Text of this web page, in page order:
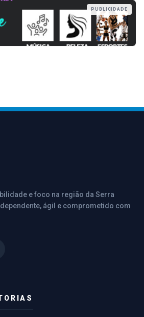
PUBLICIDADE
e foco na região da Serra
ágil e comprometido com